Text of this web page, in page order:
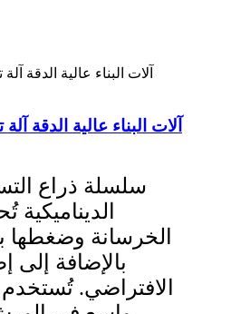
آلات البناء عالية الدقة
سلسلة ذراع
الخرسانة وضغطها
بالإضافة إلى
الافتراضي.